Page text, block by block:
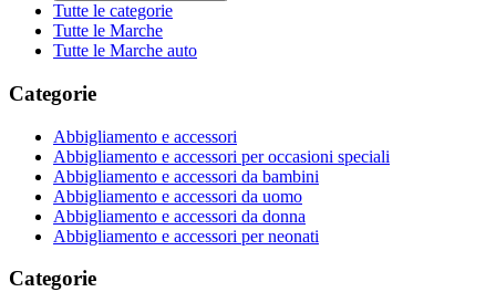
Tutte le categorie
Tutte le Marche
Tutte le Marche auto
Categorie
Abbigliamento e accessori
Abbigliamento e accessori per occasioni speciali
Abbigliamento e accessori da bambini
Abbigliamento e accessori da uomo
Abbigliamento e accessori da donna
Abbigliamento e accessori per neonati
Categorie